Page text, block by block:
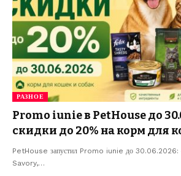
РАЗНОЕ
Promo iunie в PetHouse до
скидки до 20% на корм для
PetHouse запустил Promo iunie до 30.06.2026:
Savory,…